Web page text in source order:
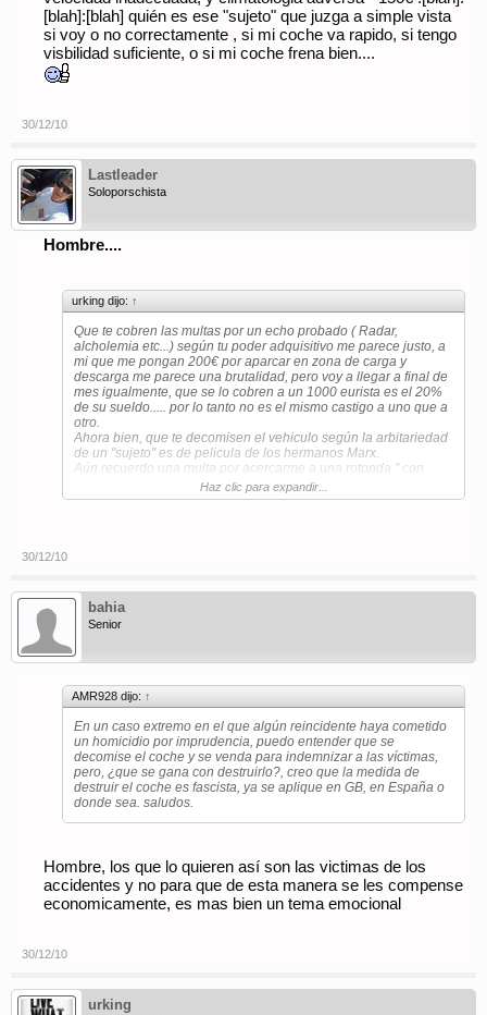
[blah]:[blah] quién es ese "sujeto" que juzga a simple vista
si voy o no correctamente , si mi coche va rapido, si tengo
visbilidad suficiente, o si mi coche frena bien....
30/12/10
Lastleader
Soloporschista
Hombre....
urking dijo: ↑
Que te cobren las multas por un echo probado ( Radar,
alcholemia etc...) según tu poder adquisitivo me parece justo, a
mi que me pongan 200€ por aparcar en zona de carga y
descarga me parece una brutalidad, pero voy a llegar a final de
mes igualmente, que se lo cobren a un 1000 eurista es el 20%
de su sueldo..... por lo tanto no es el mismo castigo a uno que a
otro.
Ahora bien, que te decomisen el vehiculo según la arbitariedad
de un "sujeto" es de pelicula de los hermanos Marx.
Aún recuerdo una multa por acercarme a una rotonda " con
velocidad inadecuada, y climatologia adversa " 150€ :[blah]:
[blah]:[blah] quién es ese "sujeto" que juzga a simple vista si voy
dioses para ver más allá; no obstante entiendo qué ,
sustanciando lo que acontece en los demás países en materia
vial ( que no sólo en España) no hace falta estar dotado de
Esto no es óbice para que no esté de acuerdo en muchísimas
Nos "calentamos" como tu dices en tu post con el "sujeto".......
este sujeto es un mandado que obedece pautas y ordenes de
un superior y siguiendo la escala llegamos a la cuspide ...este
es el culpable y a quién tenemos que pedir responsabilidades
si las hay.
También podríamos hacer un panegírico de los articulados y
reglamentos que conforman y desarrollan las leyes, que
producen cada vez más ,en muchos campos, una inseguridad
jurídica " acojonante"..esto si es grave ....
Haz clic para expandir...
30/12/10
bahia
Senior
AMR928 dijo: ↑
En un caso extremo en el que algún reincidente haya cometido
un homicidio por imprudencia, puedo entender que se
decomise el coche y se venda para indemnizar a las víctimas,
pero, ¿que se gana con destruirlo?, creo que la medida de
destruir el coche es fascista, ya se aplique en GB, en España o
donde sea. saludos.
Hombre, los que lo quieren así son las victimas de los
accidentes y no para que de esta manera se les compense
economicamente, es mas bien un tema emocional
30/12/10
urking